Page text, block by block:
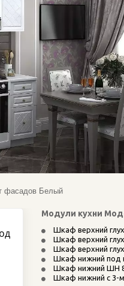
фасадов Белый
Модули кухни
Шкаф верхний
Шкаф верхний
Шкаф верхний
Шкаф нижний под
Шкаф нижний ШН
Шкаф нижний с 3-